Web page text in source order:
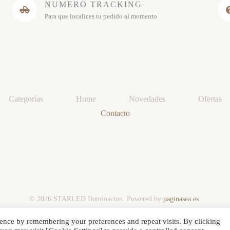
NUMERO TRACKING
Para que localices tu pedido al momento
Categorías Home Novedades
Ofertas
Contacto
© 2026 STARLED Iluminacion. Powered by paginasea.es.
by remembering your preferences and repeat visits. By clicking